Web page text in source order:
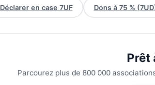
Déclarer en case 7UF Dons à 75 %
Prêt
Parcourez plus de 800 000